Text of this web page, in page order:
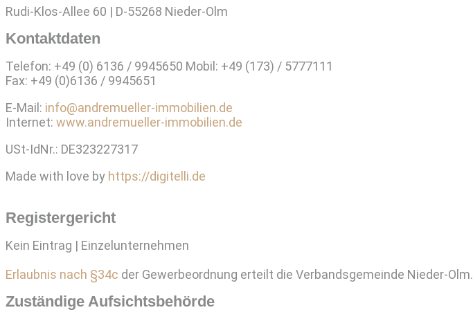
Rudi-Klos-Allee 60 | D-55268 Nieder-Olm
Kontaktdaten
Telefon: +49 (0) 6136 / 9945650 Mobil: +49 (173) / 5777111
Fax: +49 (0)6136 / 9945651
E-Mail: info@andremueller-immobilien.de
Internet: www.andremueller-immobilien.de
USt-IdNr.: DE323227317
Made with love by https://digitelli.de
Registergericht
Kein Eintrag | Einzelunternehmen
Erlaubnis nach §34c der Gewerbeordnung erteilt die Verbandsgemeinde Nieder-Olm.
Zuständige Aufsichtsbehörde